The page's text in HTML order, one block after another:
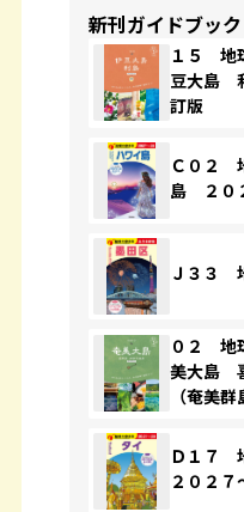
新刊ガイドブック
１５ 地
豆大島
訂版
Ｃ０２
島 ２０
Ｊ３３
０２ 地
美大島
（奄美
Ｄ１７
２０２７